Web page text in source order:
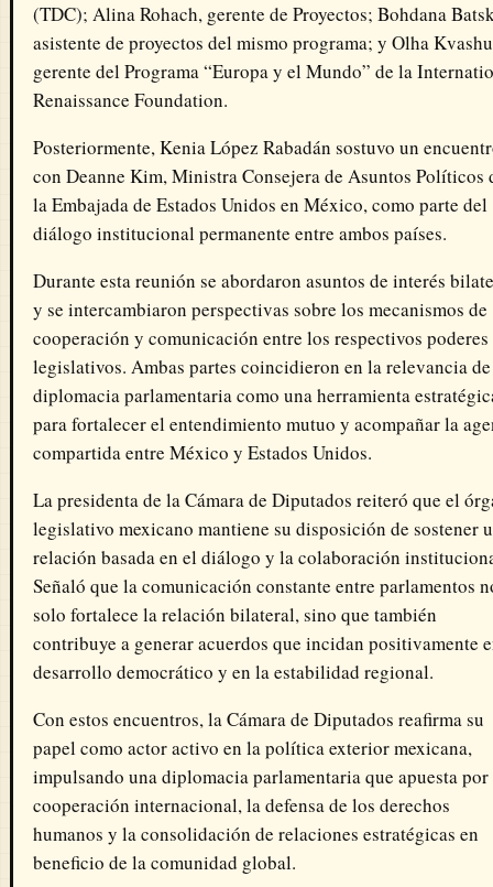
(TDC); Alina Rohach, gerente de Proyectos; Bohdana
asistente de proyectos del mismo programa; y Olha
gerente del Programa “Europa y el Mundo” de la
Renaissance Foundation.
Posteriormente,Kenia López Rabadán sostuvo un
con Deanne Kim, Ministra Consejera de Asuntos Políticos
laEmbajada de Estados Unidos en México, como parte del
diálogo institucional permanente entre ambos países.
Durante esta reunión se abordaron asuntos de interés
y se intercambiaron perspectivas sobre los mecanismos de
cooperación y comunicación entre los respectivos poderes
legislativos. Ambas partes coincidieron en la relevancia
diplomacia parlamentaria como una herramienta
para fortalecer el entendimiento mutuo y acompañar la
compartida entre México y Estados Unidos.
La presidenta de la Cámara de Diputados reiteró que el
legislativo mexicano mantiene su disposición de sostener
relación basada en el diálogo y la colaboración
Señaló que la comunicación constante entre parlamentos
solo fortalece la relación bilateral, sino que también
contribuye a generar acuerdos que incidan positivamente
desarrollo democrático y en la estabilidad regional.
Con estos encuentros, la Cámara de Diputados reafirma su
papel como actor activo en la política exterior mexicana,
impulsando una diplomacia parlamentaria que apuesta
cooperación internacional, la defensa de los derechos
humanos y la consolidación de relaciones estratégicas en
beneficio de la comunidad global.